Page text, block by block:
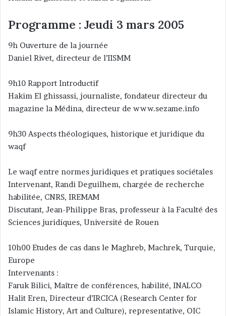
Programme : Jeudi 3 mars 2005
9h Ouverture de la journée
Daniel Rivet, directeur de l’IISMM
9h10 Rapport Introductif
Hakim El ghissassi, journaliste, fondateur directeur du
magazine la Médina, directeur de www.sezame.info
9h30 Aspects théologiques, historique et juridique du
waqf
Le waqf entre normes juridiques et pratiques sociétales
Intervenant, Randi Deguilhem, chargée de recherche
habilitée, CNRS, IREMAM
Discutant, Jean-Philippe Bras, professeur à la Faculté des
Sciences juridiques, Université de Rouen
10h00 Etudes de cas dans le Maghreb, Machrek, Turquie,
Europe
Intervenants :
Faruk Bilici, Maître de conférences, habilité, INALCO
Halit Eren, Directeur d’IRCICA (Research Center for
Islamic History, Art and Culture), representative, OIC